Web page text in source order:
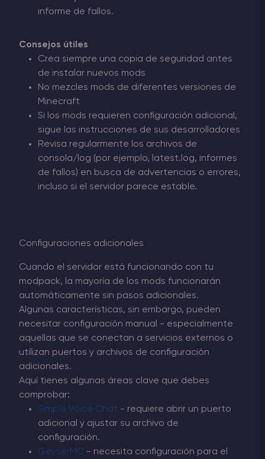
informe de fallos.
Consejos útiles
Crea siempre una copia de seguridad antes
de instalar nuevos mods
No mezcles mods de diferentes versiones de
Minecraft
Si los mods requieren configuración adicional,
sigue las instrucciones de sus desarrolladores
Revisa regularmente los archivos de
consola/log (por ejemplo, latest.log, informes
de fallos) en busca de advertencias o errores,
incluso si el servidor parece estable.
Configuraciones adicionales
Cuando el servidor está funcionando con tu
modpack, la mayoría de los mods funcionarán
automáticamente sin pasos adicionales.
Algunas características, sin embargo, pueden
necesitar configuración manual - especialmente
aquellas que se conectan a servicios externos o
utilizan puertos y archivos de configuración
adicionales.
Aquí tienes algunas áreas clave que debes
comprobar:
Simple Voice Chat - requiere abrir un puerto
adicional y ajustar su archivo de
configuración.
GeyserMC - necesita configuración para el